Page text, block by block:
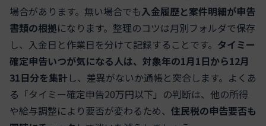
場合があります。無い場合でも入金履歴と案件明細が申告
書類の根拠になります。整理のコツは月別フォルダで保存
し、入金日と作業日を分けて記録することです。 タイミー
確定申告いつが気になる人は、対象年の1月1日から12月
31日分を集計し、差異がないか通帳と突合します。よくあ
る「タイミー確定申告20万円以下」の判断は、他の所得
や給与調整により要否が変わるため、 住民税の申告要否も